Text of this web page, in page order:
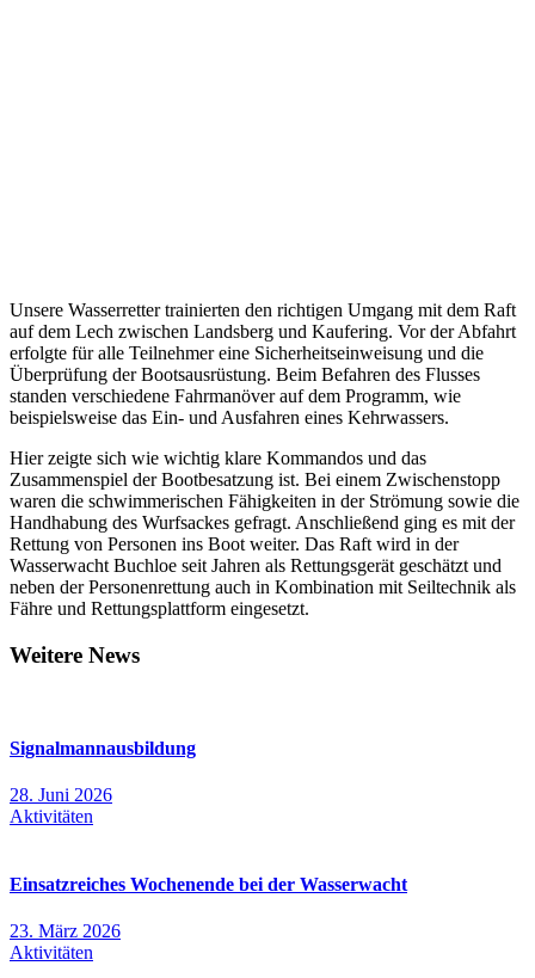
Unsere Wasserretter trainierten den richtigen Umgang mit dem Raft
auf dem Lech zwischen Landsberg und Kaufering. Vor der Abfahrt
erfolgte für alle Teilnehmer eine Sicherheitseinweisung und die
Überprüfung der Bootsausrüstung. Beim Befahren des Flusses
standen verschiedene Fahrmanöver auf dem Programm, wie
beispielsweise das Ein- und Ausfahren eines Kehrwassers.
Hier zeigte sich wie wichtig klare Kommandos und das
Zusammenspiel der Bootbesatzung ist. Bei einem Zwischenstopp
waren die schwimmerischen Fähigkeiten in der Strömung sowie die
Handhabung des Wurfsackes gefragt. Anschließend ging es mit der
Rettung von Personen ins Boot weiter. Das Raft wird in der
Wasserwacht Buchloe seit Jahren als Rettungsgerät geschätzt und
neben der Personenrettung auch in Kombination mit Seiltechnik als
Fähre und Rettungsplattform eingesetzt.
Weitere News
Signalmannausbildung
28. Juni 2026
Aktivitäten
Einsatzreiches Wochenende bei der Wasserwacht
23. März 2026
Aktivitäten